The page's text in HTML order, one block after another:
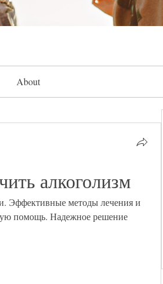
About
алкоголизм
Эффективные методы лечения и
помощь. Надежное решение